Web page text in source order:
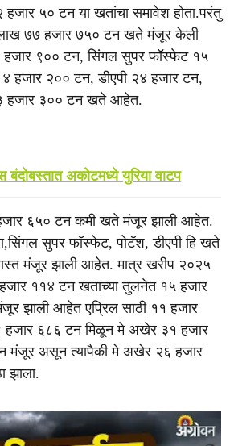
५० टन या खतांचा समावेश होता.परंतु
७७ हजार ७५० टन खते मंजूर केली
हजार ९०० टन, सिंगल सुपर फॉस्फेट १५
हजार २०० टन, डीएपी २४ हजार टन,
हजार ३०० टन खते आहेत.
अकोटमध्ये युरिया वाटप
६५० टन कमी खते मंजूर झाली आहेत.
सुपर फॉस्फेट, पोटॅश, डीएपी हि खते
मंजूर झाली आहेत. मात्र खरीप २०२५
११४ टन खताच्या तुलनेत १५ हजार
झाली आहेत एप्रिल साठी ११ हजार
हजार ६८६ टन मिळून मे अखेर ३१ हजार
मंजूर असून त्यापैकी मे अखेर २६ हजार
झाला.